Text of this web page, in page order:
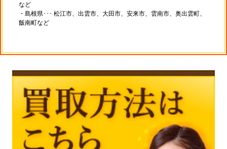
など
・島根県･･･ 松江市、出雲市、大田市、安来市、雲南市、奥出雲町、
飯南町など